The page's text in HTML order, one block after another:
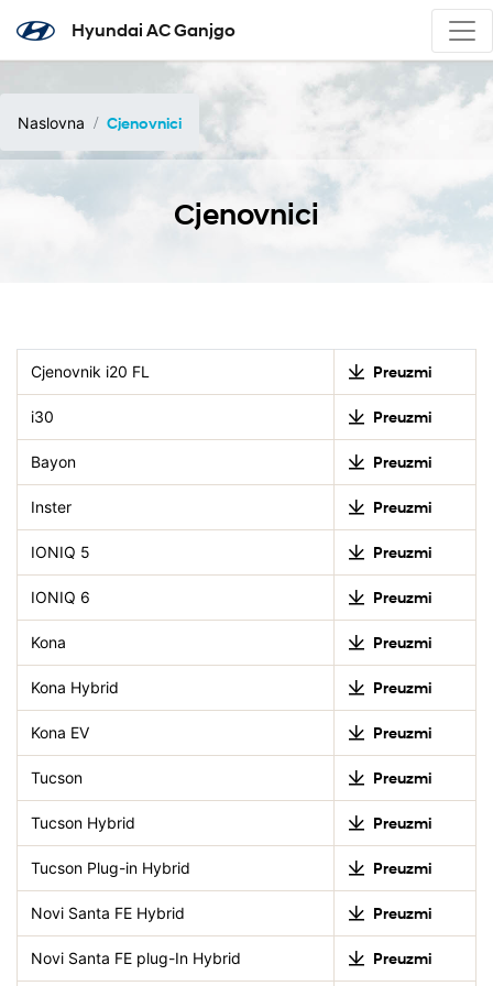
Hyundai AC Ganjgo
Naslovna Cjenovnici
Cjenovnici
Cjenovnik i20 FL Preuzmi
i30 Preuzmi
Bayon Preuzmi
Inster Preuzmi
IONIQ 5 Preuzmi
IONIQ 6 Preuzmi
Kona Preuzmi
Kona Hybrid Preuzmi
Kona EV Preuzmi
Tucson Preuzmi
Tucson Hybrid Preuzmi
Tucson Plug-in Hybrid Preuzmi
Novi Santa FE Hybrid Preuzmi
Novi Santa FE plug-In Hybrid Preuzmi